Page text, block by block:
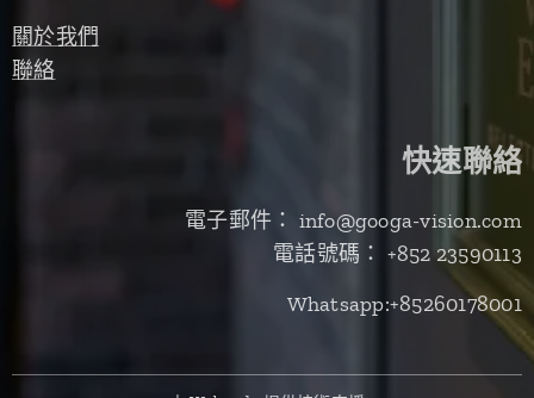
關於我們
聯絡
快速聯絡
電子郵件： info@googa-vision.com
電話號碼： +852 23590113
Whatsapp:+85260178001